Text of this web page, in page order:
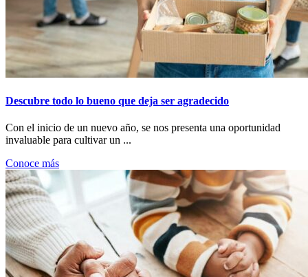
Descubre todo lo bueno que deja ser agradecido
Con el inicio de un nuevo año, se nos presenta una oportunidad
invaluable para cultivar un ...
Conoce más